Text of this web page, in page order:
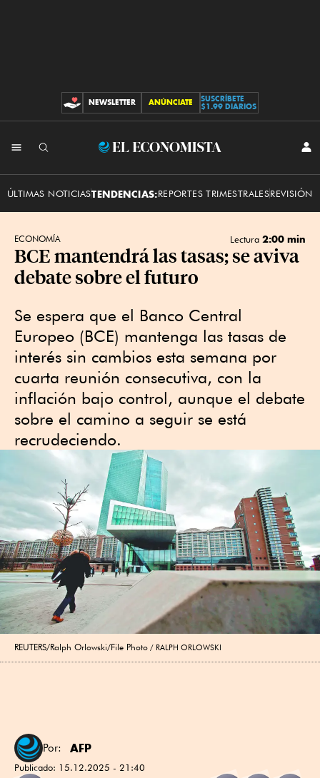
CONTRIBUCIONES
NEWSLETTER ANÚNCIATE
SUSCRÍBETE
$1.99 DIARIOS
El
ÚLTIMAS NOTICIASTENDENCIAS:REPORTES TRIMESTRALESREVISIÓN
ECONOMÍA Lectura 2:00 min
BCE mantendrá las tasas; se aviva
debate sobre el futuro
Se espera que el Banco Central
Europeo (BCE) mantenga las tasas de
interés sin cambios esta semana por
cuarta reunión consecutiva, con la
inflación bajo control, aunque el debate
sobre el camino a seguir se está
recrudeciendo.
REUTERS/Ralph Orlowski/File Photo RALPH ORLOWSKI
Por: AFP
Publicado: 15.12.2025 - 21:40